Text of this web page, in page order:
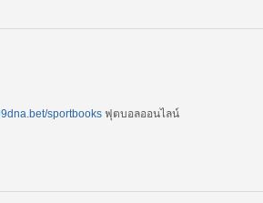
sportbooks ฟุตบอลออนไลน์